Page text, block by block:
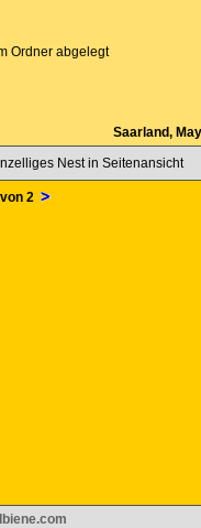
Ordner abgelegt
Saarland,
Nest in Seitenansicht
2